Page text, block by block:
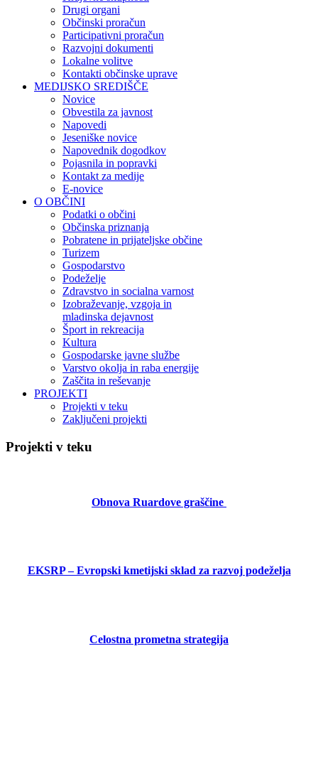
Drugi organi
Občinski proračun
Participativni proračun
Razvojni dokumenti
Lokalne volitve
Kontakti občinske uprave
MEDIJSKO SREDIŠČE
Novice
Obvestila za javnost
Napovedi
Jeseniške novice
Napovednik dogodkov
Pojasnila in popravki
Kontakt za medije
E-novice
O OBČINI
Podatki o občini
Občinska priznanja
Pobratene in prijateljske občine
Turizem
Gospodarstvo
Podeželje
Zdravstvo in socialna varnost
Izobraževanje, vzgoja in
mladinska dejavnost
Šport in rekreacija
Kultura
Gospodarske javne službe
Varstvo okolja in raba energije
Zaščita in reševanje
PROJEKTI
Projekti v teku
Zaključeni projekti
Projekti v teku
Obnova Ruardove graščine
EKSRP – Evropski kmetijski sklad za razvoj podeželja
Celostna prometna strategija